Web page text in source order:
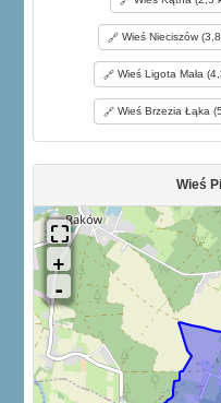
Wieś Nieciszów
Wieś Ligota Mała
Wieś Brzezia Łąka
Wieś